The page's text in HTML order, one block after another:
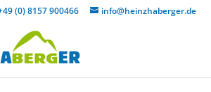
(0) 8157 900466 info@heinzhaberger.de